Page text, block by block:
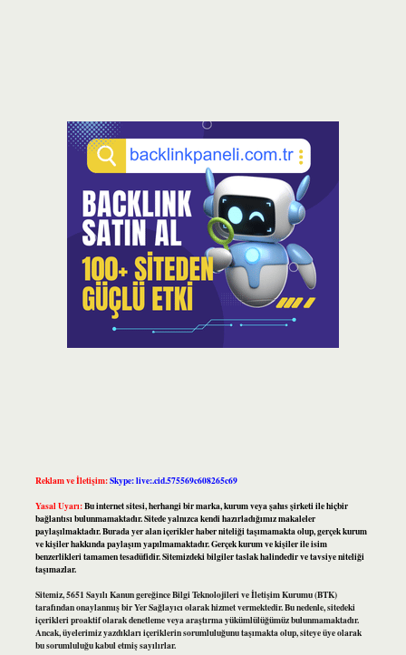
Reklam ve İletişim:Skype: live:.cid.575569c608265c69
Yasal Uyarı:Bu internet sitesi, herhangi bir marka, kurum veya şahıs şirketi ile hiçbir
bağlantısı bulunmamaktadır. Sitede yalnızca kendi hazırladığımız makaleler
paylaşılmaktadır. Burada yer alan içerikler haber niteliği taşımamakta olup, gerçek kurum
ve kişiler hakkında paylaşım yapılmamaktadır. Gerçek kurum ve kişiler ile isim
benzerlikleri tamamen tesadüfidir. Sitemizdeki bilgiler taslak halindedir ve tavsiye niteliği
taşımazlar.
Sitemiz, 5651 Sayılı Kanun gereğince Bilgi Teknolojileri ve İletişim Kurumu (BTK)
tarafından onaylanmış bir Yer Sağlayıcı olarak hizmet vermektedir. Bu nedenle, sitedeki
içerikleri proaktif olarak denetleme veya araştırma yükümlülüğümüz bulunmamaktadır.
Ancak, üyelerimiz yazdıkları içeriklerin sorumluluğunu taşımakta olup, siteye üye olarak
bu sorumluluğu kabul etmiş sayılırlar.